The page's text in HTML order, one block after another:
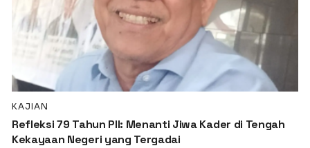
KAJIAN
Refleksi 79 Tahun PII: Menanti Jiwa Kader di Tengah
Kekayaan Negeri yang Tergadai